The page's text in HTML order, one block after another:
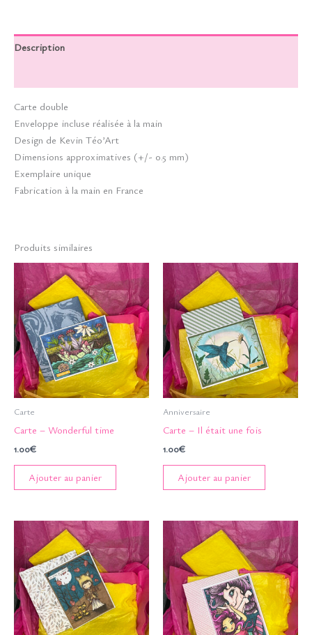
Description
Carte double
Enveloppe incluse réalisée à la main
Design de Kevin Téo’Art
Dimensions approximatives (+/- 0.5 mm)
Exemplaire unique
Fabrication à la main en France
Produits similaires
Carte
Carte – Wonderful time
1.00€
Ajouter au panier
Anniversaire
Carte – Il était une fois
1.00€
Ajouter au panier